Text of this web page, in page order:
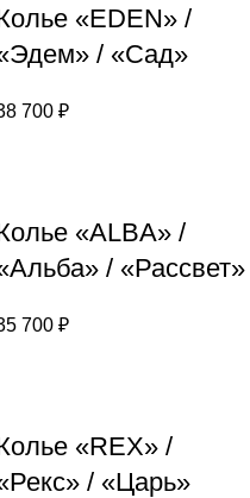
«EDEN» /
/ «Сад»
700 ₽
«ALBA» /
/ «Рассвет»
700 ₽
«REX» /
/ «Царь»